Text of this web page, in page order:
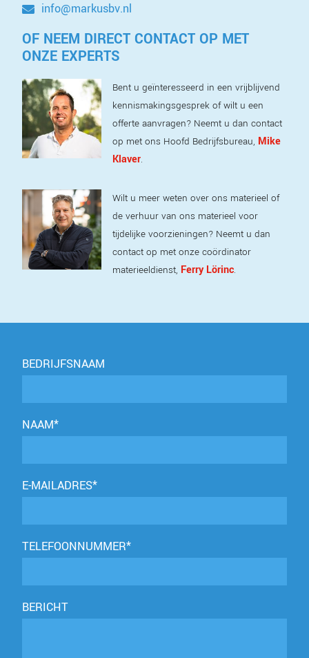
info@markusbv.nl
OF NEEM DIRECT CONTACT OP MET
ONZE EXPERTS
Bent u geïnteresseerd in een vrijblijvend
kennismakingsgesprek of wilt u een
offerte aanvragen? Neemt u dan contact
op met ons Hoofd Bedrijfsbureau, Mike
Klaver.
Wilt u meer weten over ons materieel of
de verhuur van ons materieel voor
tijdelijke voorzieningen? Neemt u dan
contact op met onze coördinator
materieeldienst, Ferry Lörinc.
BEDRIJFSNAAM
NAAM*
E-MAILADRES*
TELEFOONNUMMER*
BERICHT